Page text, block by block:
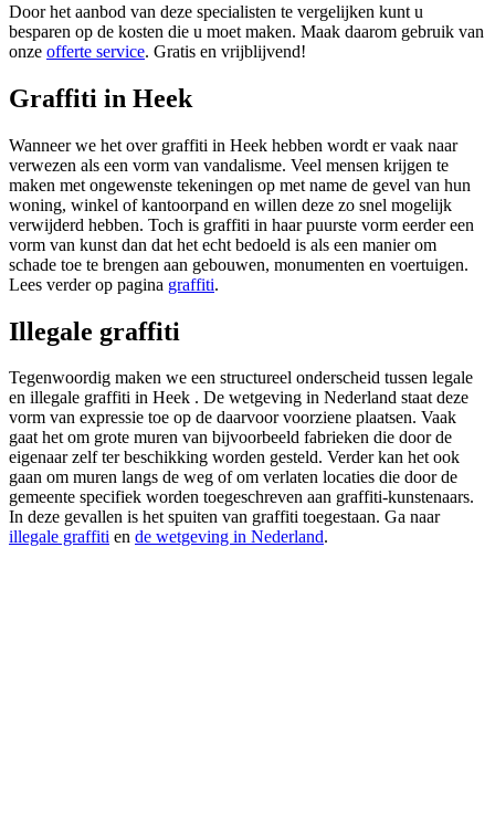
Door het aanbod van deze specialisten te vergelijken kunt u
besparen op de kosten die u moet maken. Maak daarom gebruik van
onze offerte service. Gratis en vrijblijvend!
Graffiti in Heek
Wanneer we het over graffiti in Heek hebben wordt er vaak naar
verwezen als een vorm van vandalisme. Veel mensen krijgen te
maken met ongewenste tekeningen op met name de gevel van hun
woning, winkel of kantoorpand en willen deze zo snel mogelijk
verwijderd hebben. Toch is graffiti in haar puurste vorm eerder een
vorm van kunst dan dat het echt bedoeld is als een manier om
schade toe te brengen aan gebouwen, monumenten en voertuigen.
Lees verder op pagina graffiti.
Illegale graffiti
Tegenwoordig maken we een structureel onderscheid tussen legale
en illegale graffiti in Heek . De wetgeving in Nederland staat deze
vorm van expressie toe op de daarvoor voorziene plaatsen. Vaak
gaat het om grote muren van bijvoorbeeld fabrieken die door de
eigenaar zelf ter beschikking worden gesteld. Verder kan het ook
gaan om muren langs de weg of om verlaten locaties die door de
gemeente specifiek worden toegeschreven aan graffiti-kunstenaars.
In deze gevallen is het spuiten van graffiti toegestaan. Ga naar
illegale graffiti en de wetgeving in Nederland.